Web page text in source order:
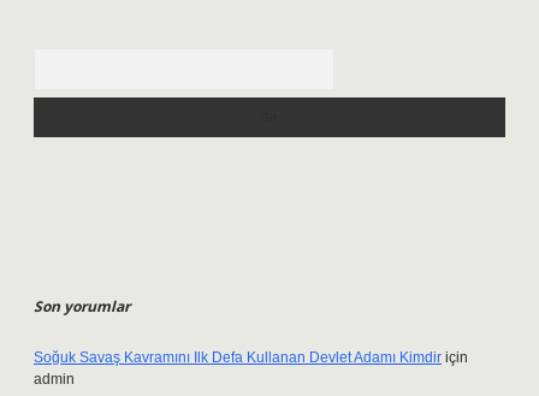
Son yorumlar
Soğuk Savaş Kavramını Ilk Defa Kullanan Devlet Adamı Kimdir için
admin